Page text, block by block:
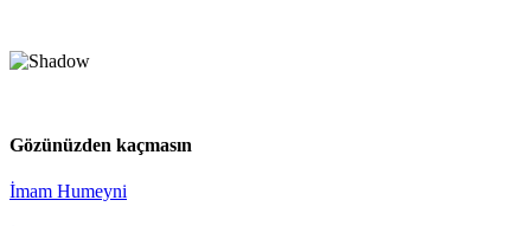
Gözünüzden kaçmasın
İmam Humeyni